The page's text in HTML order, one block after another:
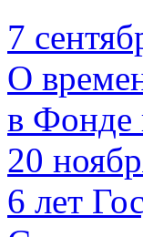
7
О
в Фонде
20
6 лет